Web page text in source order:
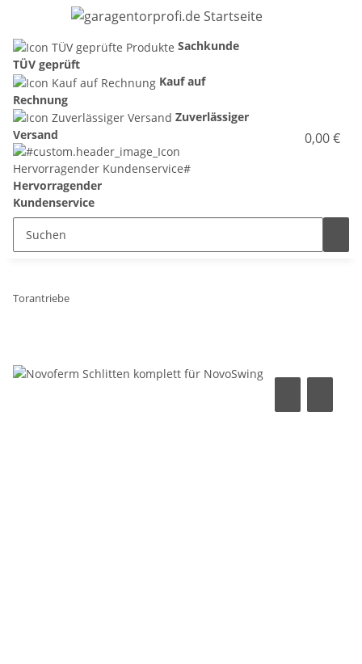
Sachkunde
TÜV geprüft
Kauf auf
Rechnung
Zuverlässiger
Versand
Hervorragender
Kundenservice
0,00 €
Torantriebe